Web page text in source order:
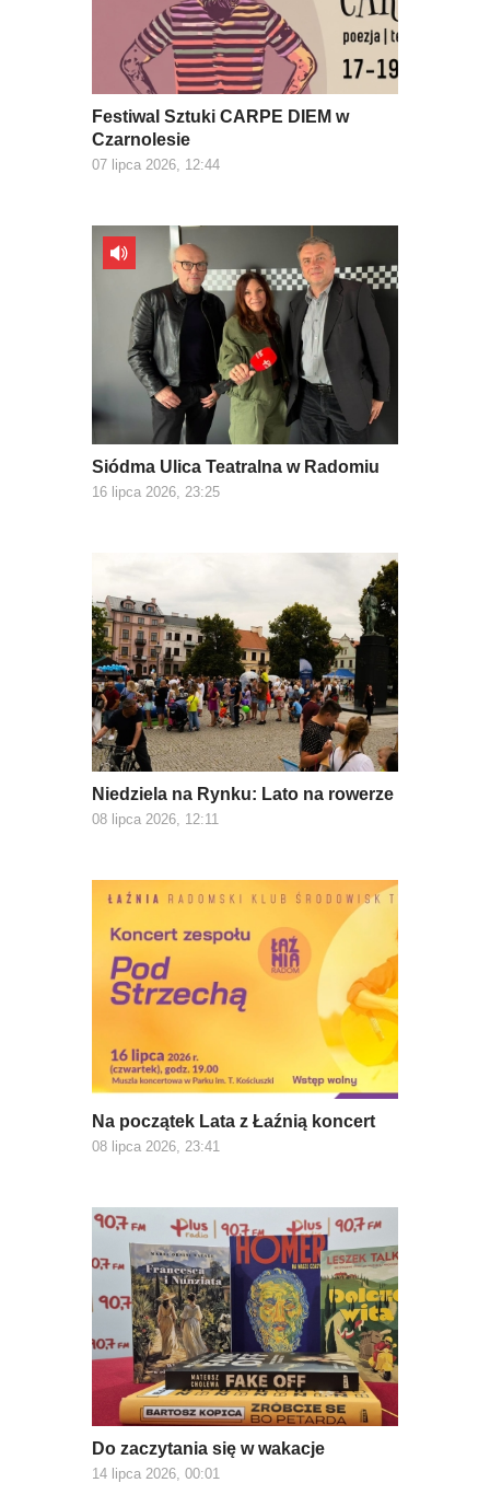
Festiwal Sztuki CARPE DIEM w
Czarnolesie
07 lipca 2026, 12:44
Siódma Ulica Teatralna w Radomiu
16 lipca 2026, 23:25
Niedziela na Rynku: Lato na rowerze
08 lipca 2026, 12:11
Na początek Lata z Łaźnią koncert
08 lipca 2026, 23:41
Do zaczytania się w wakacje
14 lipca 2026, 00:01